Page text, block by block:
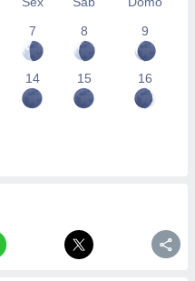
7
8 9
14 15 16